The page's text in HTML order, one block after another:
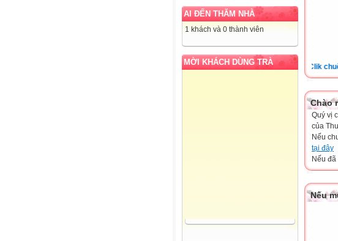
AI ĐẾN THĂM NHÀ
1 khách và 0 thành viên
MỜI KHÁCH DÙNG TRÀ Clik chuột
Chào
Quý vị
của
Nếu
tại đây
Nếu
Nếu